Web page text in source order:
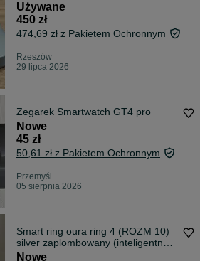
Używane
450 zł
474,69 zł z Pakietem Ochronnym
Rzeszów
29 lipca 2026
Zegarek Smartwatch GT4 pro
Nowe
45 zł
50,61 zł z Pakietem Ochronnym
Przemyśl
05 sierpnia 2026
Smart ring oura ring 4 (ROZM 10)
silver zaplombowany (inteligentny
pierścionek)
Nowe